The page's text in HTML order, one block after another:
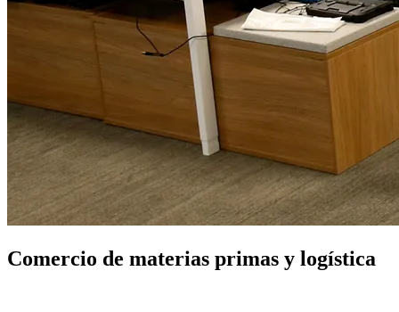
Comercio de materias primas y logística